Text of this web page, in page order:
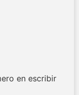
en escribir